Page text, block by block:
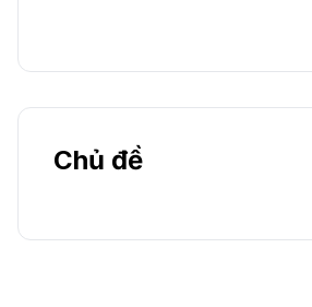
Chủ đề